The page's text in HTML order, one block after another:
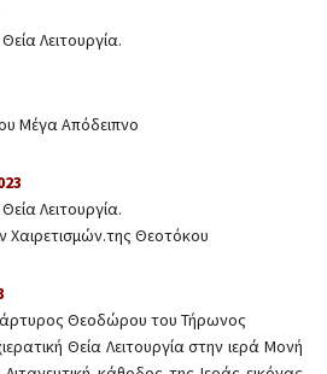
Λειτουργία.
Μέγα Απόδειπνο
Λειτουργία.
Χαιρετισμών.της Θεοτόκου
Θεοδώρου του Τήρωνος
Θεία Λειτουργία στην ιερά Μονή